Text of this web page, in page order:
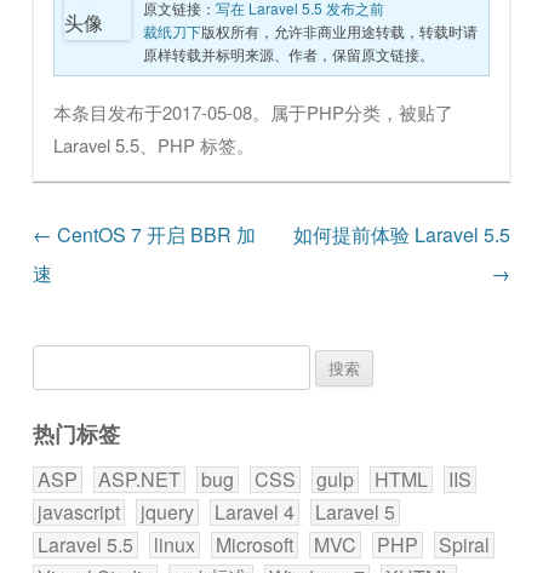
原文链接：写在 Laravel 5.5 发布之前
裁纸刀下版权所有，允许非商业用途转载，转载时请
原样转载并标明来源、作者，保留原文链接。
本条目发布于2017-05-08。属于PHP分类，被贴了
Laravel 5.5、 PHP 标签。
文章导航
← CentOS 7 开启 BBR 加
速
如何提前体验 Laravel 5.5
→
索：
热门标签
ASP ASP.NET bug CSS gulp HTML
IIS
javascript
jquery Laravel 4
Laravel 5
Laravel 5.5
linux Microsoft MVC PHP
Spiral